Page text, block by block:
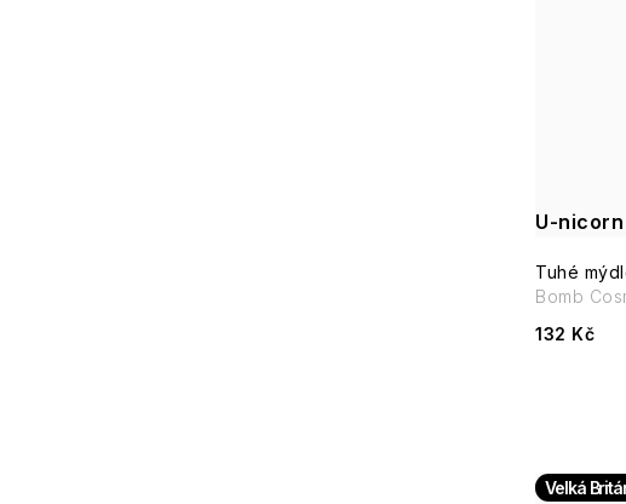
U-
Tuhé
132 Kč
Bomb
Velká